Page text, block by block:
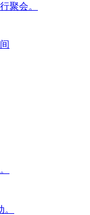
聚会。